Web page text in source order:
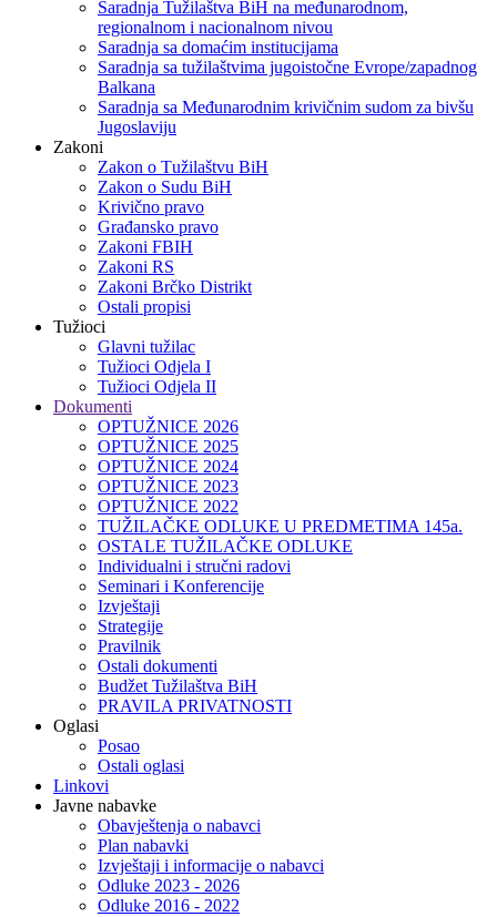
Saradnja Tužilaštva BiH na međunarodnom,
regionalnom i nacionalnom nivou
Saradnja sa domaćim institucijama
Saradnja sa tužilaštvima jugoistočne Evrope/zapadnog
Balkana
Saradnja sa Međunarodnim krivičnim sudom za bivšu
Jugoslaviju
Zakoni
Zakon o Тužilaštvu BiH
Zakon o Sudu BiH
Krivično pravo
Građansko pravo
Zakoni FBIH
Zakoni RS
Zakoni Brčko Distrikt
Ostali propisi
Tužioci
Glavni tužilac
Tužioci Odjela I
Tužioci Odjela II
Dokumenti
OPTUŽNICE 2026
OPTUŽNICE 2025
OPTUŽNICE 2024
OPTUŽNICE 2023
OPTUŽNICE 2022
TUŽILAČKE ODLUKE U PREDMETIMA 145a.
OSTALE TUŽILAČKE ODLUKE
Individualni i stručni radovi
Seminari i Konferencije
Izvještaji
Strategije
Pravilnik
Ostali dokumenti
Budžet Tužilaštva BiH
PRAVILA PRIVATNOSTI
Oglasi
Posao
Ostali oglasi
Linkovi
Javne nabavke
Obavještenja o nabavci
Plan nabavki
Izvještaji i informacije o nabavci
Odluke 2023 - 2026
Odluke 2016 - 2022